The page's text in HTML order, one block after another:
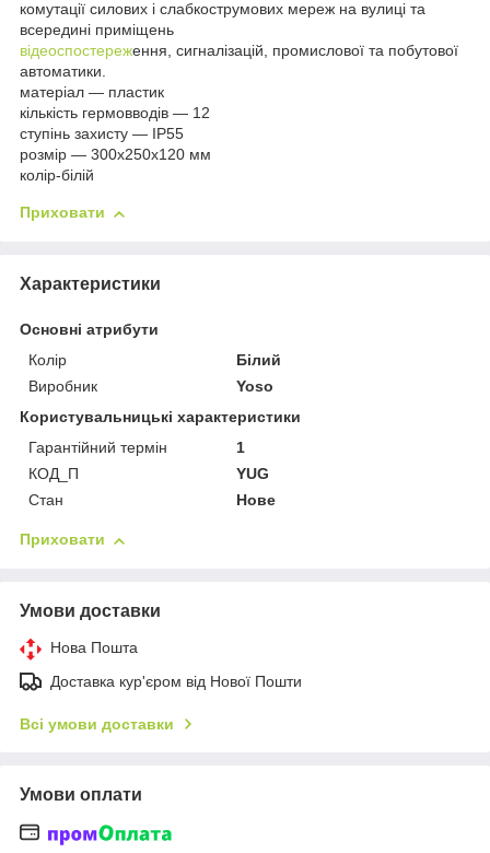
комутації силових і слабкострумових мереж на вулиці та
всередині приміщень
відеоспостереження, сигналізацій, промислової та побутової
автоматики.
матеріал — пластик
кількість гермовводів — 12
ступінь захисту — IP55
розмір — 300х250х120 мм
колір-білій
Приховати
Характеристики
Основні атрибути
Колір
Білий
Виробник
Yoso
Користувальницькі характеристики
Гарантійний термін
1
КОД_П
YUG
Стан
Нове
Приховати
Умови доставки
Нова Пошта
Доставка кур'єром від Нової Пошти
Всі умови доставки
Умови оплати